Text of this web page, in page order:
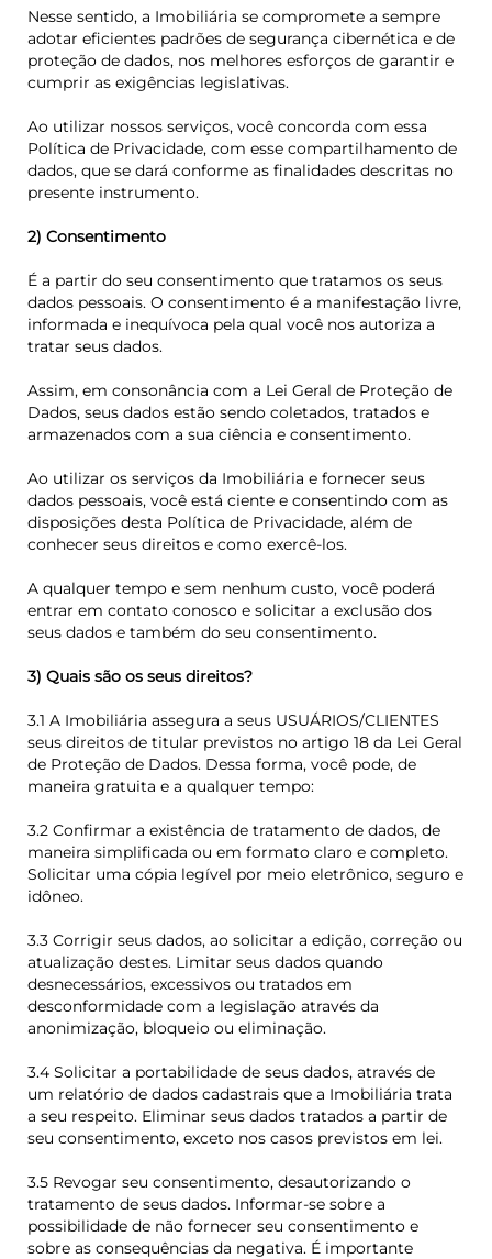
Nesse sentido, a Imobiliária se compromete a sempre
adotar eficientes padrões de segurança cibernética e de
proteção de dados, nos melhores esforços de garantir e
cumprir as exigências legislativas.
Ao utilizar nossos serviços, você concorda com essa
Política de Privacidade, com esse compartilhamento de
dados, que se dará conforme as finalidades descritas no
presente instrumento.
2) Consentimento
É a partir do seu consentimento que tratamos os seus
dados pessoais. O consentimento é a manifestação livre,
informada e inequívoca pela qual você nos autoriza a
tratar seus dados.
Assim, em consonância com a Lei Geral de Proteção de
Dados, seus dados estão sendo coletados, tratados e
armazenados com a sua ciência e consentimento.
Ao utilizar os serviços da Imobiliária e fornecer seus
dados pessoais, você está ciente e consentindo com as
disposições desta Política de Privacidade, além de
conhecer seus direitos e como exercê-los.
A qualquer tempo e sem nenhum custo, você poderá
entrar em contato conosco e solicitar a exclusão dos
seus dados e também do seu consentimento.
3) Quais são os seus direitos?
3.1 A Imobiliária assegura a seus USUÁRIOS/CLIENTES
seus direitos de titular previstos no artigo 18 da Lei Geral
de Proteção de Dados. Dessa forma, você pode, de
maneira gratuita e a qualquer tempo:
3.2 Confirmar a existência de tratamento de dados, de
maneira simplificada ou em formato claro e completo.
Solicitar uma cópia legível por meio eletrônico, seguro e
idôneo.
3.3 Corrigir seus dados, ao solicitar a edição, correção ou
atualização destes. Limitar seus dados quando
desnecessários, excessivos ou tratados em
desconformidade com a legislação através da
anonimização, bloqueio ou eliminação.
3.4 Solicitar a portabilidade de seus dados, através de
um relatório de dados cadastrais que a Imobiliária trata
a seu respeito. Eliminar seus dados tratados a partir de
seu consentimento, exceto nos casos previstos em lei.
3.5 Revogar seu consentimento, desautorizando o
tratamento de seus dados. Informar-se sobre a
possibilidade de não fornecer seu consentimento e
sobre as consequências da negativa. É importante